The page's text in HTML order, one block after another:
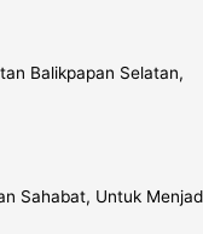
Balikpapan Selatan,
Sahabat, Untuk